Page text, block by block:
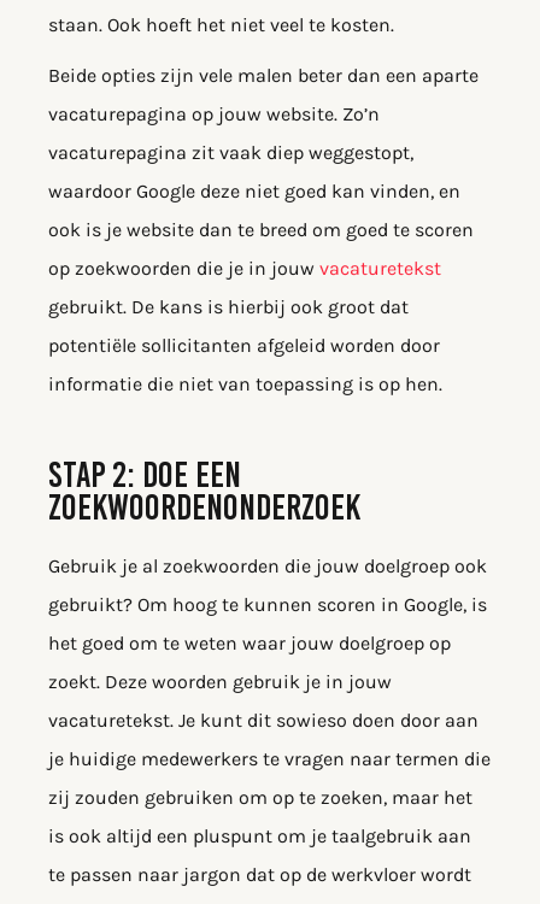
staan. Ook hoeft het niet veel te kosten.
Beide opties zijn vele malen beter dan een aparte
vacaturepagina op jouw website. Zo’n
vacaturepagina zit vaak diep weggestopt,
waardoor Google deze niet goed kan vinden, en
ook is je website dan te breed om goed te scoren
op zoekwoorden die je in jouw vacaturetekst
gebruikt. De kans is hierbij ook groot dat
potentiële sollicitanten afgeleid worden door
informatie die niet van toepassing is op hen.
STAP 2: DOE EEN
ZOEKWOORDENONDERZOEK
Gebruik je al zoekwoorden die jouw doelgroep ook
gebruikt? Om hoog te kunnen scoren in Google, is
het goed om te weten waar jouw doelgroep op
zoekt. Deze woorden gebruik je in jouw
vacaturetekst. Je kunt dit sowieso doen door aan
je huidige medewerkers te vragen naar termen die
zij zouden gebruiken om op te zoeken, maar het
is ook altijd een pluspunt om je taalgebruik aan
te passen naar jargon dat op de werkvloer wordt